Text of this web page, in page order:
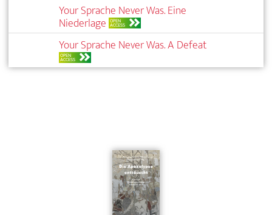
Your Sprache Never Was. Eine
Niederlage OPEN
ACCESS
Your Sprache Never Was. A Defeat
OPEN
ACCESS